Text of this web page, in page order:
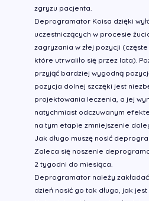
zgryzu pacjenta.
Deprogramator Koisa dzięki
uczestniczących w procesie
zagryzania w złej pozycji
które utrwaliło się przez lata).
przyjąć bardziej wygodną
pozycja dolnej szczęki jest
projektowania leczenia, a jej
natychmiast odczuwanym
na tym etapie zmniejszenie
Jak długo muszę nosić
Zaleca się noszenie
2 tygodni do miesiąca.
Deprogramator należy
dzień nosić go tak długo, jak